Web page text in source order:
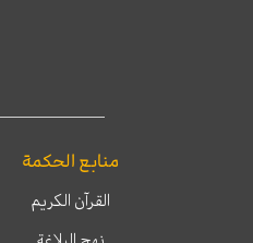
منابع الحكمة
القرآن الكريم